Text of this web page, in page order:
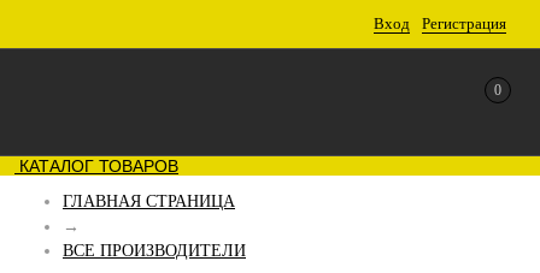
Вход Регистрация
0
КАТАЛОГ ТОВАРОВ
ГЛАВНАЯ СТРАНИЦА
→
ВСЕ ПРОИЗВОДИТЕЛИ